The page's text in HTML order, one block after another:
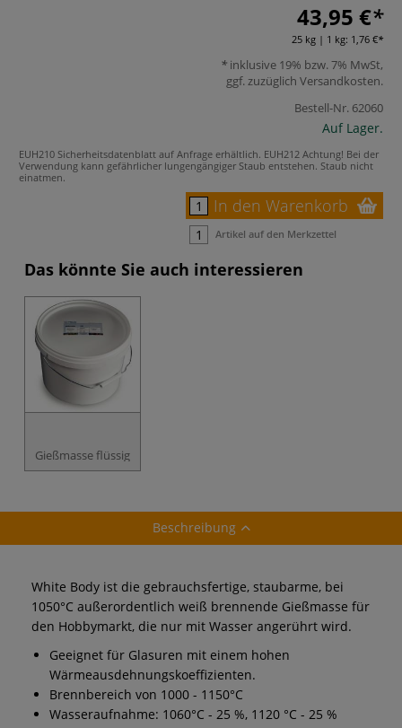
43,95 €
25 kg | 1 kg: 1,76 €
inklusive 19% bzw. 7% MwSt,
ggf. zuzüglich Versandkosten.
Bestell-Nr. 62060
Auf Lager.
EUH210 Sicherheitsdatenblatt auf Anfrage erhältlich. EUH212 Achtung! Bei der
Verwendung kann gefährlicher lungengängiger Staub entstehen. Staub nicht
einatmen.
In den Warenkorb
Artikel auf den Merkzettel
Das könnte Sie auch interessieren
Gießmasse flüssig
Beschreibung
White Body ist die gebrauchsfertige, staubarme, bei
1050°C außerordentlich weiß brennende Gießmasse für
den Hobbymarkt, die nur mit Wasser angerührt wird.
Geeignet für Glasuren mit einem hohen
Wärmeausdehnungskoeffizienten.
Brennbereich von 1000 - 1150°C
Wasseraufnahme: 1060°C - 25 %, 1120 °C - 25 %